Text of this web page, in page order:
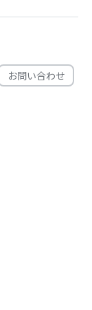
お問い合わせ